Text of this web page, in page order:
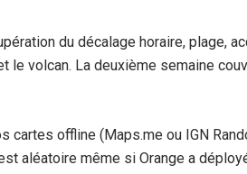
du décalage horaire, plage,
volcan. La deuxième semaine
cartes offline (Maps.me ou IGN
aléatoire même si Orange a